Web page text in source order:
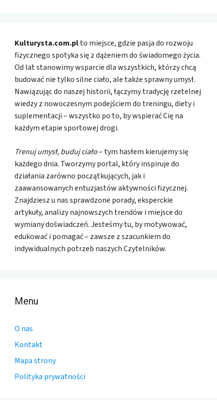
Kulturysta.com.plto miejsce, gdzie pasja do rozwoju
fizycznego spotyka się z dążeniem do świadomego życia.
Od lat stanowimy wsparcie dla wszystkich, którzy chcą
budować nie tylko silne ciało, ale także sprawny umysł.
Nawiązując do naszej historii, łączymy tradycję rzetelnej
wiedzy z nowoczesnym podejściem do treningu, diety i
suplementacji – wszystko po to, by wspierać Cię na
każdym etapie sportowej drogi.
Trenuj umysł, buduj ciało– tym hasłem kierujemy się
każdego dnia. Tworzymy portal, który inspiruje do
działania zarówno początkujących, jak i
zaawansowanych entuzjastów aktywności fizycznej.
Znajdziesz u nas sprawdzone porady, eksperckie
artykuły, analizy najnowszych trendów i miejsce do
wymiany doświadczeń. Jesteśmy tu, by motywować,
edukować i pomagać – zawsze z szacunkiem do
indywidualnych potrzeb naszych Czytelników.
Menu
O nas
Kontakt
Mapa strony
Polityka prywatności